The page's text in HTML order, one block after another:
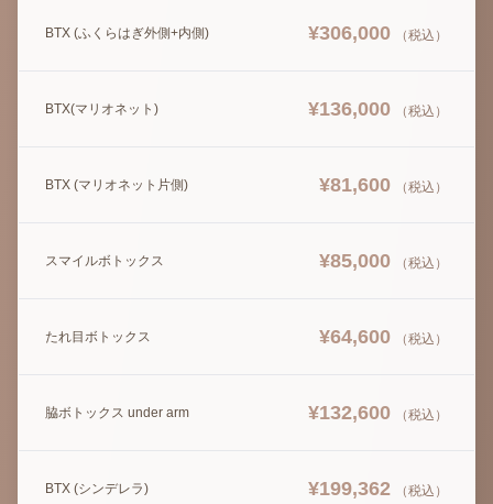
BTX (ふくらはぎ外側+内側) ¥306,000 （税込）
BTX(マリオネット) ¥136,000 （税込）
BTX (マリオネット片側) ¥81,600 （税込）
スマイルボトックス ¥85,000 （税込）
たれ目ボトックス ¥64,600 （税込）
脇ボトックス under arm ¥132,600 （税込）
BTX (シンデレラ) ¥199,362 （税込）